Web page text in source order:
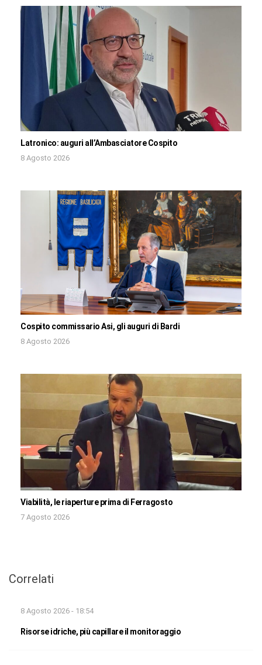
Latronico: auguri all’Ambasciatore Cospito
8 Agosto 2026
Cospito commissario Asi, gli auguri di Bardi
8 Agosto 2026
Viabilità, le riaperture prima di Ferragosto
7 Agosto 2026
Correlati
8 Agosto 2026 - 18:54
Risorse idriche, più capillare il monitoraggio